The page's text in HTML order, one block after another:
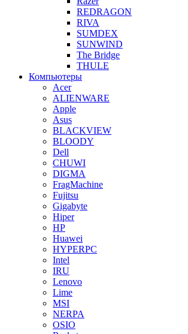
REDRAGON
RIVA
SUMDEX
SUNWIND
The Bridge
THULE
Компьютеры
Acer
ALIENWARE
Apple
Asus
BLACKVIEW
BLOODY
Dell
CHUWI
DIGMA
FragMachine
Fujitsu
Gigabyte
Hiper
HP
Huawei
HYPERPC
Intel
IRU
Lenovo
Lime
MSI
NERPA
OSIO